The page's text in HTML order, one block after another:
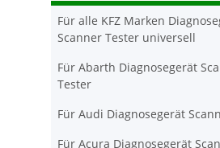
Für alle KFZ Marken
Scanner Tester universell
Für Abarth Diagnosegerät
Tester
Für Audi Diagnosegerät
Für Acura Diagnosegerät